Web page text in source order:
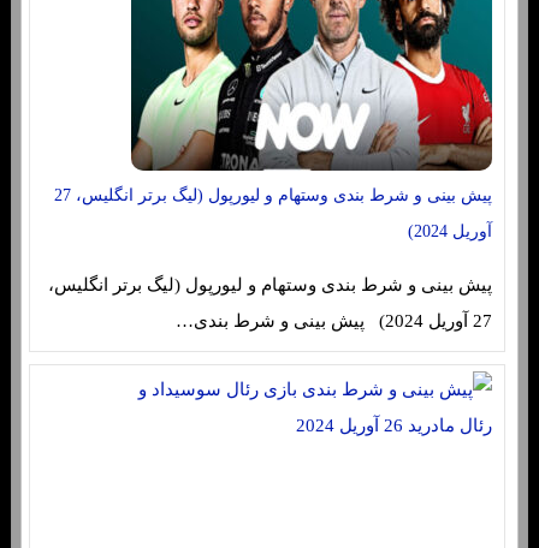
پیش بینی و شرط بندی وستهام و لیورپول (لیگ برتر انگلیس، 27
آوریل 2024)
پیش بینی و شرط بندی وستهام و لیورپول (لیگ برتر انگلیس،
27 آوریل 2024) پیش بینی و شرط بندی…